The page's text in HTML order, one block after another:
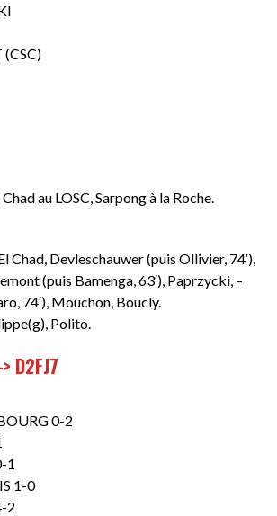
(CSC)
au LOSC, Sarpong à la Roche.
Chad, Devleschauwer (puis Ollivier, 74′),
(puis Bamenga, 63′), Paprzycki, –
74′), Mouchon, Boucly.
Polito.
D2FJ7
0-2
1
1-0
2